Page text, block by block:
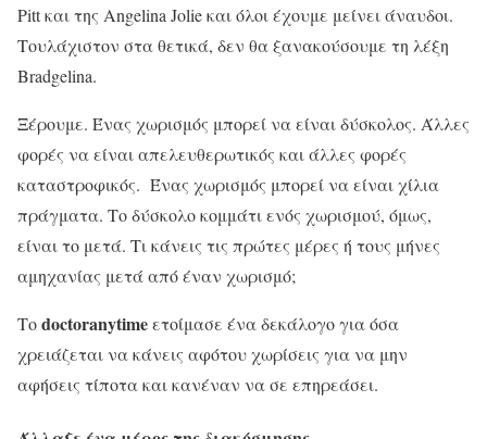
Pitt και της Angelina Jolie και όλοι έχουμε μείνει άναυδοι.
Τουλάχιστον στα θετικά, δεν θα ξανακούσουμε τη λέξη
Bradgelina.
Ξέρουμε. Ένας χωρισμός μπορεί να είναι δύσκολος. Άλλες
φορές να είναι απελευθερωτικός και άλλες φορές
καταστροφικός. Ένας χωρισμός μπορεί να είναι χίλια
πράγματα. Το δύσκολο κομμάτι ενός χωρισμού, όμως,
είναι το μετά. Τι κάνεις τις πρώτες μέρες ή τους μήνες
αμηχανίας μετά από έναν χωρισμό;
Τοdoctoranytimeετοίμασε ένα δεκάλογο για όσα
χρειάζεται να κάνεις αφότου χωρίσεις για να μην
αφήσεις τίποτα και κανέναν να σε επηρεάσει.